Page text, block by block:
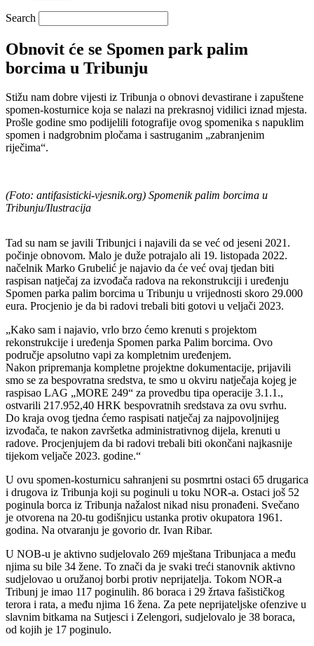
Search
Obnovit će se Spomen park palim
borcima u Tribunju
Stižu nam dobre vijesti iz Tribunja o obnovi devastirane i zapuštene
spomen-kosturnice koja se nalazi na prekrasnoj vidilici iznad mjesta.
Prošle godine smo podijelili fotografije ovog spomenika s napuklim
spomen i nadgrobnim pločama i sastruganim „zabranjenim
riječima“.
(Foto: antifasisticki-vjesnik.org) Spomenik palim borcima u
Tribunju/Ilustracija
Tad su nam se javili Tribunjci i najavili da se već od jeseni 2021.
počinje obnovom. Malo je duže potrajalo ali 19. listopada 2022.
načelnik Marko Grubelić je najavio da će već ovaj tjedan biti
raspisan natječaj za izvođača radova na rekonstrukciji i uređenju
Spomen parka palim borcima u Tribunju u vrijednosti skoro 29.000
eura. Procjenio je da bi radovi trebali biti gotovi u veljači 2023.
„Kako sam i najavio, vrlo brzo ćemo krenuti s projektom
rekonstrukcije i uređenja Spomen parka Palim borcima. Ovo
područje apsolutno vapi za kompletnim uređenjem.
Nakon pripremanja kompletne projektne dokumentacije, prijavili
smo se za bespovratna sredstva, te smo u okviru natječaja kojeg je
raspisao LAG „MORE 249“ za provedbu tipa operacije 3.1.1.,
ostvarili 217.952,40 HRK bespovratnih sredstava za ovu svrhu.
Do kraja ovog tjedna ćemo raspisati natječaj za najpovoljnijeg
izvođača, te nakon završetka administrativnog dijela, krenuti u
radove. Procjenjujem da bi radovi trebali biti okončani najkasnije
tijekom veljače 2023. godine.“
U ovu spomen-kosturnicu sahranjeni su posmrtni ostaci 65 drugarica
i drugova iz Tribunja koji su poginuli u toku NOR-a. Ostaci još 52
poginula borca iz Tribunja nažalost nikad nisu pronađeni. Svečano
je otvorena na 20-tu godišnjicu ustanka protiv okupatora 1961.
godina. Na otvaranju je govorio dr. Ivan Ribar.
U NOB-u je aktivno sudjelovalo 269 mještana Tribunjaca a među
njima su bile 34 žene. To znači da je svaki treći stanovnik aktivno
sudjelovao u oružanoj borbi protiv neprijatelja. Tokom NOR-a
Tribunj je imao 117 poginulih. 86 boraca i 29 žrtava fašističkog
terora i rata, a među njima 16 žena. Za pete neprijateljske ofenzive u
slavnim bitkama na Sutjesci i Zelengori, sudjelovalo je 38 boraca,
od kojih je 17 poginulo.